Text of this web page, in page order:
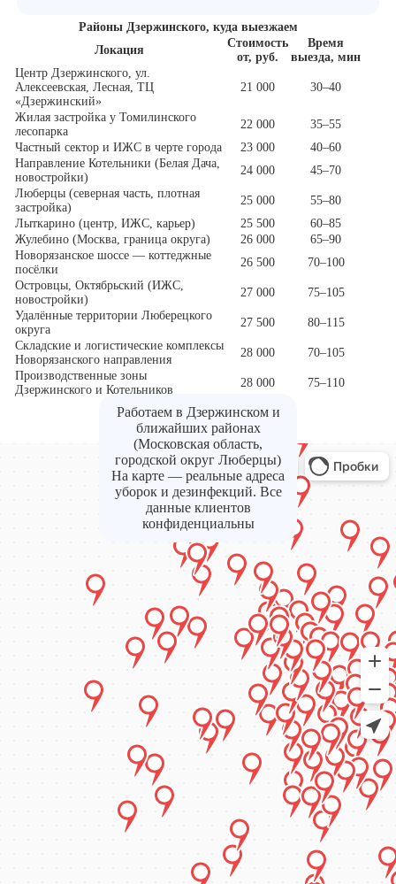
Районы Дзержинского, куда выезжаем
Локация
Стоимость
от, руб.
Время
выезда, мин
Центр Дзержинского, ул.
Алексеевская, Лесная, ТЦ
«Дзержинский»
21 000 30–40
Жилая застройка у Томилинского
лесопарка
22 000
35–55
Частный сектор и ИЖС в черте города
23 000
40–60
Направление Котельники (Белая Дача,
новостройки)
24 000
45–70
Люберцы (северная часть, плотная
застройка)
25 000
55–80
Лыткарино (центр, ИЖС, карьер)
25 500
60–85
Жулебино (Москва, граница округа)
26 000
65–90
Новорязанское шоссе — коттеджные
посёлки
26 500
70–100
Островцы, Октябрьский (ИЖС,
новостройки)
27 000
75–105
Удалённые территории Люберецкого
округа
27 500
80–115
Складские и логистические комплексы
Новорязанского направления
28 000
70–105
Производственные зоны
Дзержинского и Котельников
28 000 75–110
Работаем в Дзержинском и
ближайших районах
(Московская область,
городской округ Люберцы)
На карте — реальные адреса
уборок и дезинфекций. Все
данные клиентов
конфиденциальны